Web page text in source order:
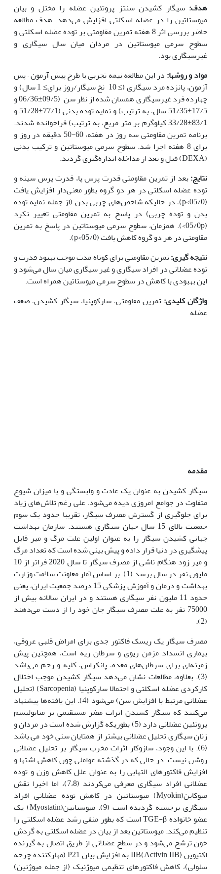
هدف: سیگار کشیدن سنتز پروتئین عضله را مختل و بیان
میوستاتین را در عضله اسکلتی افزایش می‌دهد. هدف مطالعه
حاضر بررسی اثر 8 هفته تمرین مقاومتی بر توده عضله اسکلتی و
سطوح سرمی میوستاتین در مردان میان سال سیگاری و
غیرسیگاری بود.
مواد و روش‏ها: در این مطالعه نیمه تجربی با طرح پیش آزمون – پس
آزمون، پانزده مرد سیگاری (≥ 10 نخ سیگار/روز برای≥ 1 سال) و
چهارده فرد غیرسیگاری همسان شده از نظر سن (09/5±06/36 و
17/5±51/35 سال، به ترتیب) و نمایه توده بدنی (77/1±51/28 و
83/1±33/28 کیلوگرم بر متر مربع، به ترتیب) فراخوانده شدند.
برنامه تمرین مقاومتی سه روز در هفته، 60-50 دقیقه در روز و
برای 8 هفته اجرا شد. سطوح سرمی میوستاتین و ترکیب بدنی
(DEXA) قبل و بعد از مداخله اندازه‌گیری گردید.
نتایج:بعد از تمرین مقاومتی قدرت پرس پا، قدرت پرس سینه و
توده عضله اسکلتی در هر دو گروه بطور معنی‌دار افزایش یافت
(05/0>p)، در حالیکه شاخص‌های چربی بدن (از جمله نمایه توده
بدن و توده چربی) در پاسخ به تمرین مقاومتی تغییر نکرد
(05/0p>). همزمان، سطوح سرمی میوستاتین در پاسخ به تمرین
مقاومتی در هر دو گروه کاهش یافت (05/0>p).
نتیجه گیری:تمرین مقاومتی برای کوتاه مدت موجب بهبود قدرت و
توده عضلانی در افراد سیگاری و غیر سیگاری میان سال می‌شود و
این بهبودی با کاهش در سطوح سرمی میوستاتین همراه است.
واژگان کلیدی: تمرین مقاومتی، سارکوپنیا، سیگار کشیدن، ضعف
عضله
مقدمه
سیگار کشیدن به عنوان یک عادت و وابستگی و با میزان شیوع
متفاوت در جوامع امروزی دیده می‌شود. علی رغم تلاش‌های زیاد
برای جلوگیری از گسترش مصرف سیگار، تقریبا حدود یک سوم
جمعیت بالای 15 سال جهان سیگاری هستند. سازمان بهداشت
جهانی کشیدن سیگار را به عنوان اولین علت مرگ و میر قابل
پیشگیری در دنیا قرار داده و پیش بینی شده است که تعداد مرگ
و میر زود هنگام ناشی از مصرف سیگار تا سال 2020 فراتر از 10
ملیون نفر در سال برسد (1). بر اساس آمار معاونت سلامت وزارت
بهداشت و درمان و آموزش پزشکی 15 درصد جمعیت ایران، یعنی
حدود 11 ملیون نفر سیگاری هستند و در ایران سالانه بیش از
75000 نفر به علت مصرف سیگار جان خود را از دست می‌دهند
(2).
مصرف سیگار یک ریسک فاکتور جدی برای امراض قلبی عروقی،
بیماری انسداد مزمن ریوی و سرطان ریه است، همچنین پیش
زمینه‌ای برای سرطان‌های معده، پانکراس، کلیه و رحم می‌باشد
(3). بعلاوه، مطالعات نشان می‌دهد سیگار کشیدن موجب اختلال
کارکردی عضله اسکلتی و احتمالا سارکوپنیا (Sarcopenia) (تحلیل
عضلانی مرتبط با افزایش سن) می‌شود (4). این یافته‌ها پیشنهاد
می‌کنند که سیگار کشیدن اثرات مضر مستقیمی بر متابولیسم
پروتئین عضلانی دارد (5) بطوریکه گزارش شده است در مردان و
زنان سیگاری تحلیل عضلانی بیشتر از همتایان سنی خود می باشد
(6). با این وجود، سازوکار اثرات مخرب سیگار بر تحلیل عضلانی
روشن نیست. در حالی که در گذشته عواملی چون کاهش اشتها و
افزایش فاکتورهای التهابی را به عنوان علل کاهش وزن و توده
عضلانی افراد سیگاری معرفی می‌کردند (7،8)، اما اخیرا نقش
میوکاین(Myokin) میوستاتین در کاهش توده عضلانی افراد
سیگاری برجسته گردیده است (9). میوستاتین(Myostatin) یک
عضو خانواده TGE-β است که بطور منفی رشد عضله اسکلتی را
تنظیم می‌کند. میوستاتین بعد از بیان در عضله اسکلتی به گردش
خون ترشح می‌شود و در سطح عضلانی از طریق اتصال به گیرنده
اکتیوین IIB(Activin IIB) به افزایش بیان P21 (مهارکننده چرخه
سلولی)، کاهش فاکتورهای تنظیمی میوژنیک (از جمله میوژنین)